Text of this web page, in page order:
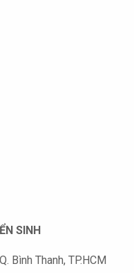
SINH
Bình Thanh, TP.HCM